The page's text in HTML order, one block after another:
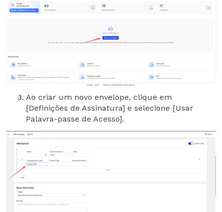
Ao criar um novo envelope, clique em
[Definições de Assinatura] e selecione [Usar
Palavra-passe de Acesso].